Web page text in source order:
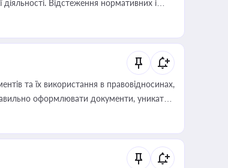
Відстеження нормативних і
під час оподаткування,
оціночної діяльності
та їх використання в правовідносинах,
оформлювати документи, уникати